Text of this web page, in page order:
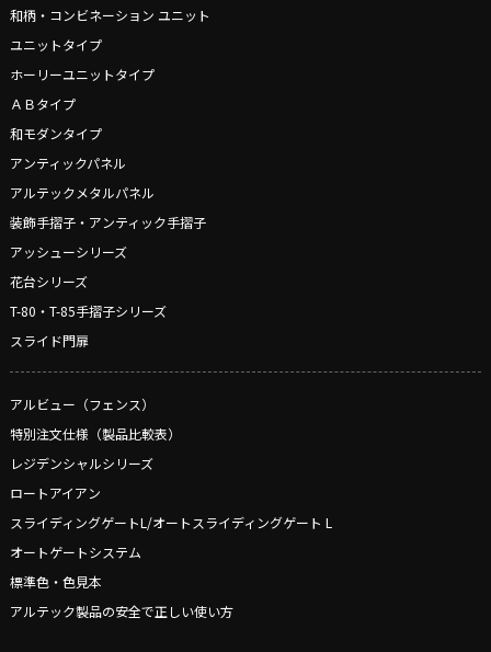
和柄・コンビネーション ユニット
ユニットタイプ
ホーリーユニットタイプ
ＡＢタイプ
和モダンタイプ
アンティックパネル
アルテックメタルパネル
装飾手摺子・アンティック手摺子
アッシューシリーズ
花台シリーズ
T-80・T-85手摺子シリーズ
スライド門扉
アルビュー（フェンス）
特別注文仕様（製品比較表）
レジデンシャルシリーズ
ロートアイアン
スライディングゲートL/オートスライディングゲート L
オートゲートシステム
標準色・色見本
アルテック製品の安全で正しい使い方